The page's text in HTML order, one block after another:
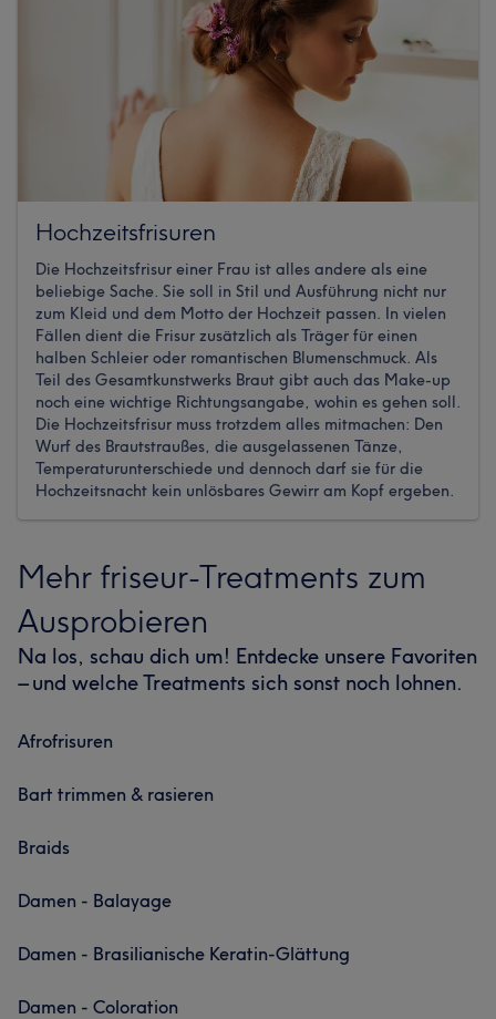
Hochzeitsfrisuren
Die Hochzeitsfrisur einer Frau ist alles andere als eine
beliebige Sache. Sie soll in Stil und Ausführung nicht nur
zum Kleid und dem Motto der Hochzeit passen. In vielen
Fällen dient die Frisur zusätzlich als Träger für einen
halben Schleier oder romantischen Blumenschmuck. Als
Teil des Gesamtkunstwerks Braut gibt auch das Make-up
noch eine wichtige Richtungsangabe, wohin es gehen soll.
Die Hochzeitsfrisur muss trotzdem alles mitmachen: Den
Wurf des Brautstraußes, die ausgelassenen Tänze,
Temperaturunterschiede und dennoch darf sie für die
Hochzeitsnacht kein unlösbares Gewirr am Kopf ergeben.
Mehr friseur-Treatments zum
Ausprobieren
Na los, schau dich um! Entdecke unsere Favoriten
– und welche Treatments sich sonst noch lohnen.
Afrofrisuren
Bart trimmen & rasieren
Braids
Damen - Balayage
Damen - Brasilianische Keratin-Glättung
Damen - Coloration